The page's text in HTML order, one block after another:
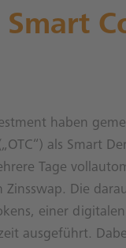
Smart
haben
als Smart
Tage
Zinsswap. Die
einer
ausgeführt.